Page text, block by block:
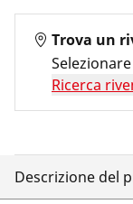
Trova un
Ricerca
Descrizione del